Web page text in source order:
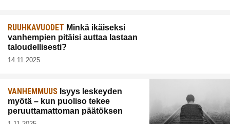
RUUHKAVUODET Minkä ikäiseksi
vanhempien pitäisi auttaa lastaan
taloudellisesti?
14.11.2025
VANHEMMUUS Isyys leskeyden
myötä – kun puoliso tekee
peruuttamattoman päätöksen